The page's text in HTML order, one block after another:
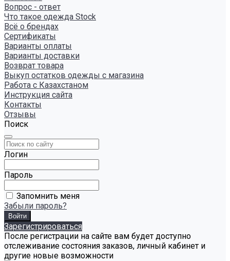
Вопрос - ответ
Что такое одежда Stock
Всё о брендах
Сертификаты
Варианты оплаты
Варианты доставки
Возврат товара
Выкуп остатков одежды с магазина
Работа с Казахстаном
Инструкция сайта
Контакты
Отзывы
Поиск
Логин
Пароль
Запомнить меня
Забыли пароль?
Зарегистрироваться
После регистрации на сайте вам будет доступно
отслеживание состояния заказов, личный кабинет и
другие новые возможности